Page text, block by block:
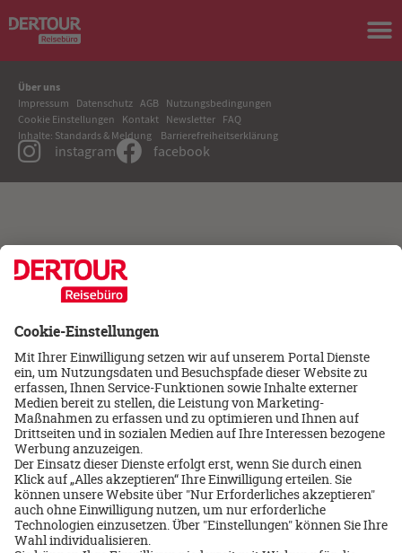
Über uns
Impressum Datenschutz AGB Nutzungsbedingungen
Cookie Einstellungen
Kontakt Newsletter FAQ
Inhalte: Standards & Meldung Barrierefreiheitserklärung
instagram facebook